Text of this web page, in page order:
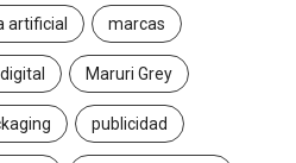
artificial marcas
Maruri Grey
publicidad